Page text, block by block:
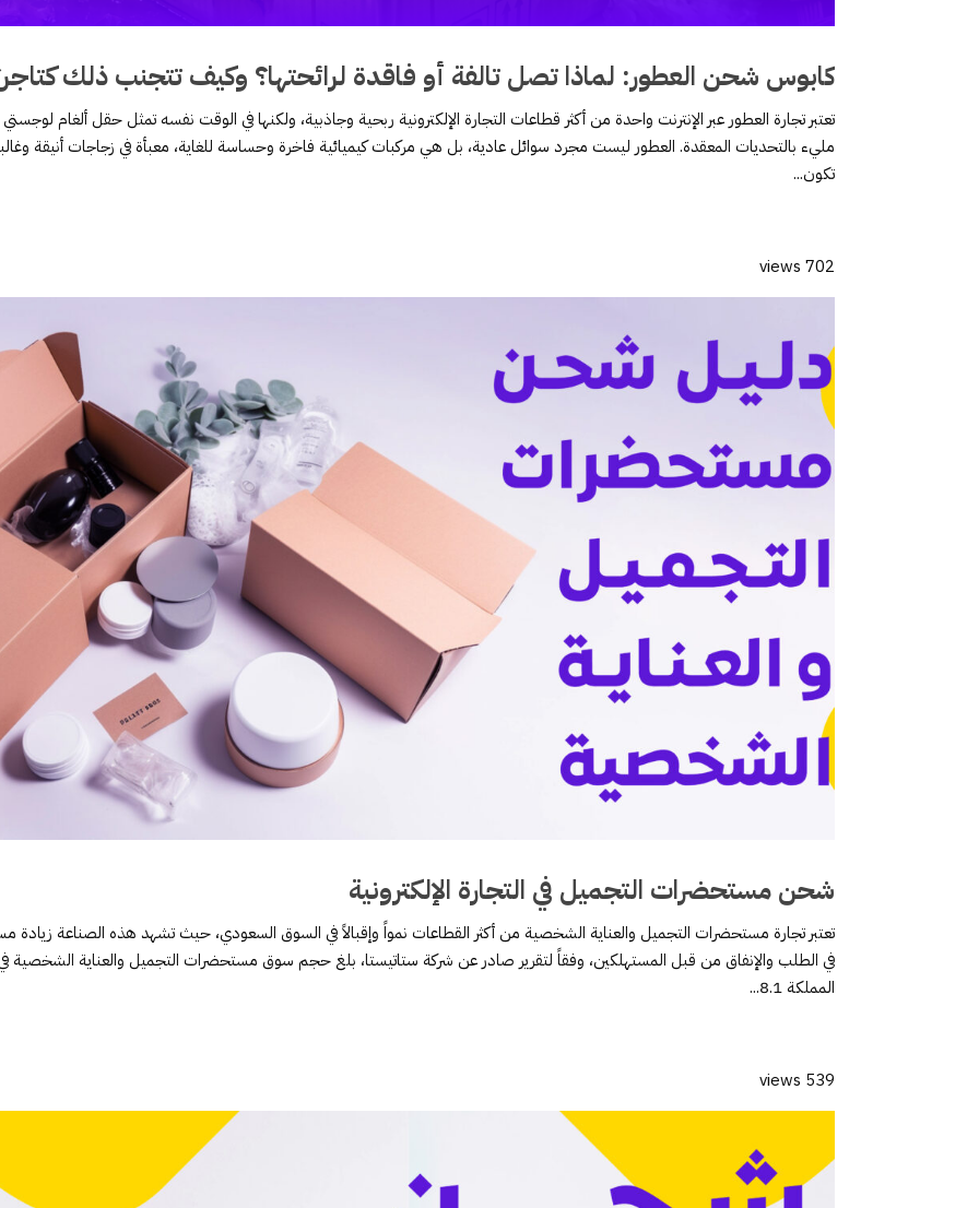
كابوس شحن العطور: لماذا تصل تالفة أو فاقدة لرائحتها؟ وكيف تتجنب ذلك
تعتبر تجارة العطور عبر الإنترنت واحدة من أكثر قطاعات التجارة الإلكترونية ربحية وجاذبية، ولكنها في الوقت نفسه تمثل حقل ألغام لوجستي
مليء بالتحديات المعقدة. العطور ليست مجرد سوائل عادية، بل هي مركبات كيميائية فاخرة وحساسة للغاية، معبأة في زجاجات أنيقة
تكون...
702 views
شحن مستحضرات التجميل في التجارة الإلكترونية
تعتبر تجارة مستحضرات التجميل والعناية الشخصية من أكثر القطاعات نمواً وإقبالاً في السوق السعودي، حيث تشهد هذه الصناعة زيادة
في الطلب والإنفاق من قبل المستهلكين، وفقاً لتقرير صادر عن شركة ستاتيستا، بلغ حجم سوق مستحضرات التجميل والعناية الشخصية
المملكة 8.1...
539 views